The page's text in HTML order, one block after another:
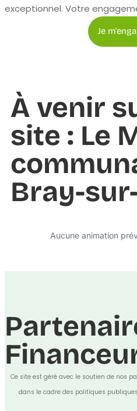
exceptionnel. Votre
Je
À venir
site : Le
Bray-
Aucune animation
Ce site est géré avec le soutien de nos
dans le cadre des politiques